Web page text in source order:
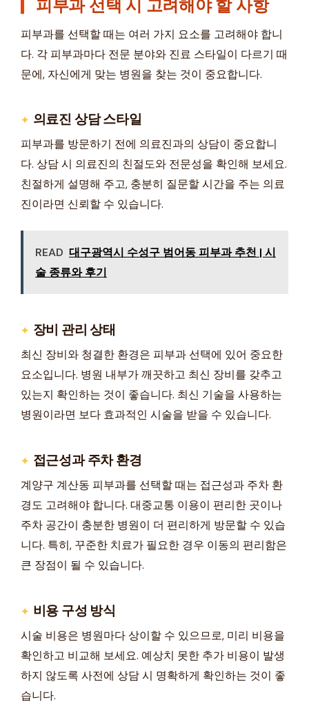
피부과를 선택할 때는 여러 가지 요소를 고려해야 합니
다. 각 피부과마다 전문 분야와 진료 스타일이 다르기 때
문에, 자신에게 맞는 병원을 찾는 것이 중요합니다.
의료진 상담 스타일
피부과를 방문하기 전에 의료진과의 상담이 중요합니
다. 상담 시 의료진의 친절도와 전문성을 확인해 보세요.
친절하게 설명해 주고, 충분히 질문할 시간을 주는 의료
진이라면 신뢰할 수 있습니다.
READ 대구광역시 수성구 범어동 피부과 추천 | 시
술 종류와 후기
장비 관리 상태
최신 장비와 청결한 환경은 피부과 선택에 있어 중요한
요소입니다. 병원 내부가 깨끗하고 최신 장비를 갖추고
있는지 확인하는 것이 좋습니다. 최신 기술을 사용하는
병원이라면 보다 효과적인 시술을 받을 수 있습니다.
접근성과 주차 환경
계양구 계산동 피부과를 선택할 때는 접근성과 주차 환
경도 고려해야 합니다. 대중교통 이용이 편리한 곳이나
주차 공간이 충분한 병원이 더 편리하게 방문할 수 있습
니다. 특히, 꾸준한 치료가 필요한 경우 이동의 편리함은
큰 장점이 될 수 있습니다.
비용 구성 방식
시술 비용은 병원마다 상이할 수 있으므로, 미리 비용을
확인하고 비교해 보세요. 예상치 못한 추가 비용이 발생
하지 않도록 사전에 상담 시 명확하게 확인하는 것이 좋
습니다.